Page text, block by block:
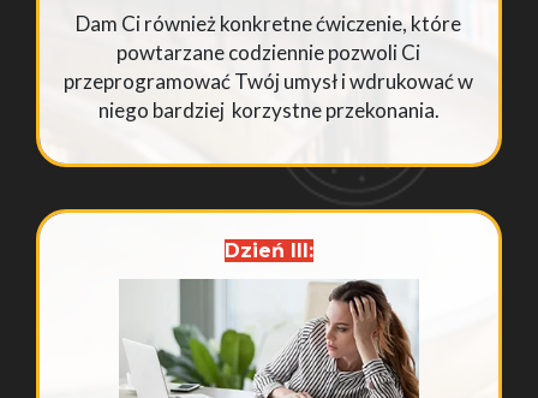
Dam Ci również konkretne ćwiczenie, które
powtarzane codziennie pozwoli Ci
przeprogramować Twój umysł i wdrukować w
niego bardziej korzystne przekonania.
Dzień III: